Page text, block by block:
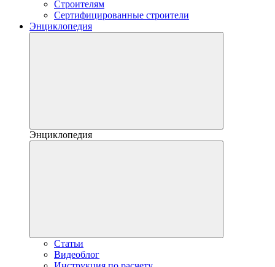
Строителям
Сертифицированные строители
Энциклопедия
Энциклопедия
Статьи
Видеоблог